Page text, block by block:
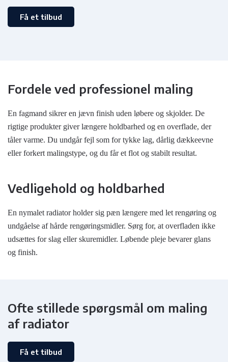
Få et tilbud
Fordele ved professionel maling
En fagmand sikrer en jævn finish uden løbere og skjolder. De
rigtige produkter giver længere holdbarhed og en overflade, der
tåler varme. Du undgår fejl som for tykke lag, dårlig dækkeevne
eller forkert malingstype, og du får et flot og stabilt resultat.
Vedligehold og holdbarhed
En nymalet radiator holder sig pæn længere med let rengøring og
undgåelse af hårde rengøringsmidler. Sørg for, at overfladen ikke
udsættes for slag eller skuremidler. Løbende pleje bevarer glans
og finish.
Ofte stillede spørgsmål om maling
af radiator
Få et tilbud